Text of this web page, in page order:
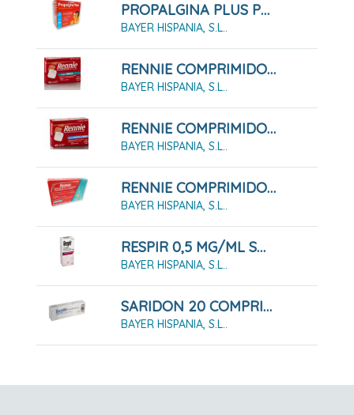
PROPALGINA PLUS POLVO PARA SOLUCIÓN ORAL 10 SOBRES
BAYER HISPANIA, S.L..
RENNIE COMPRIMIDOS MASTICABLES CON SACARINA, 48 COMPRIMIDOS
BAYER HISPANIA, S.L..
RENNIE COMPRIMIDOS MASTICABLES CON SACAROSA, 48 COMPRIMIDOS
BAYER HISPANIA, S.L..
RENNIE COMPRIMIDOS MASTICABLES CON SACAROSA, 84 COMPRIMIDOS
BAYER HISPANIA, S.L..
RESPIR 0,5 MG/ML SOLUCIÓN PARA PULVERIZACIÓN NASAL 20 ML
BAYER HISPANIA, S.L..
SARIDON 20 COMPRIMIDOS
BAYER HISPANIA, S.L..